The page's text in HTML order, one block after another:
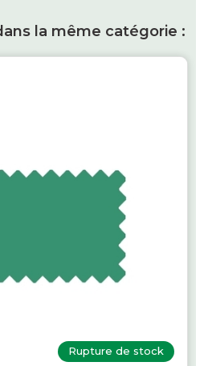
la même catégorie :
Rupture de stock